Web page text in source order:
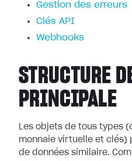
Gestion des erreurs
Clés API
Webhooks
STRUCTURE
PRINCIPALE
Les objets de tous types
monnaie virtuelle et
de données similaire.